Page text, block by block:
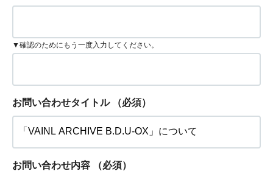
▼確認のためにもう一度入力してください。
お問い合わせタイトル （必須）
お問い合わせ内容 （必須）